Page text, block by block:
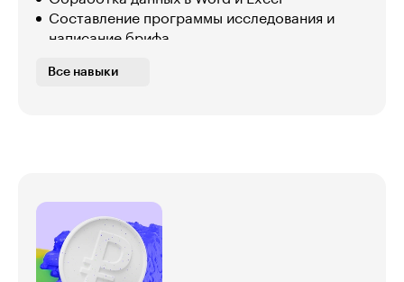
Составление программы исследования и
написание брифа
бесплатными ресурсами для проведения
Все навыки